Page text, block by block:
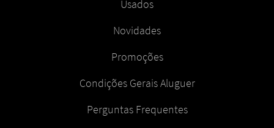
Usados
Novidades
Promoções
Condições Gerais Aluguer
Perguntas Frequentes